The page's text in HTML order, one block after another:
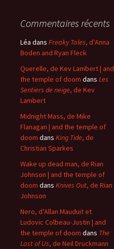
Commentaires récents
Léa dans Freaky Tales, d’Anna
Boden and Ryan Fleck
Querelle, de Kev Lambert | and
the temple of doom dans Les
Sentiers de neige, de Kev
Lambert
Midnight Mass, de Mike
Flanagan | and the temple of
doom dans King Tide, de
Christian Sparkes
Wake up dead man, de Rian
Johnson | and the temple of
doom dans Knives Out, de Rian
Johnson
Nero, d’Allan Mauduit et
Ludovic Colbeau-Justin | and
the temple of doom dans The
Last of Us, de Neil Druckmann